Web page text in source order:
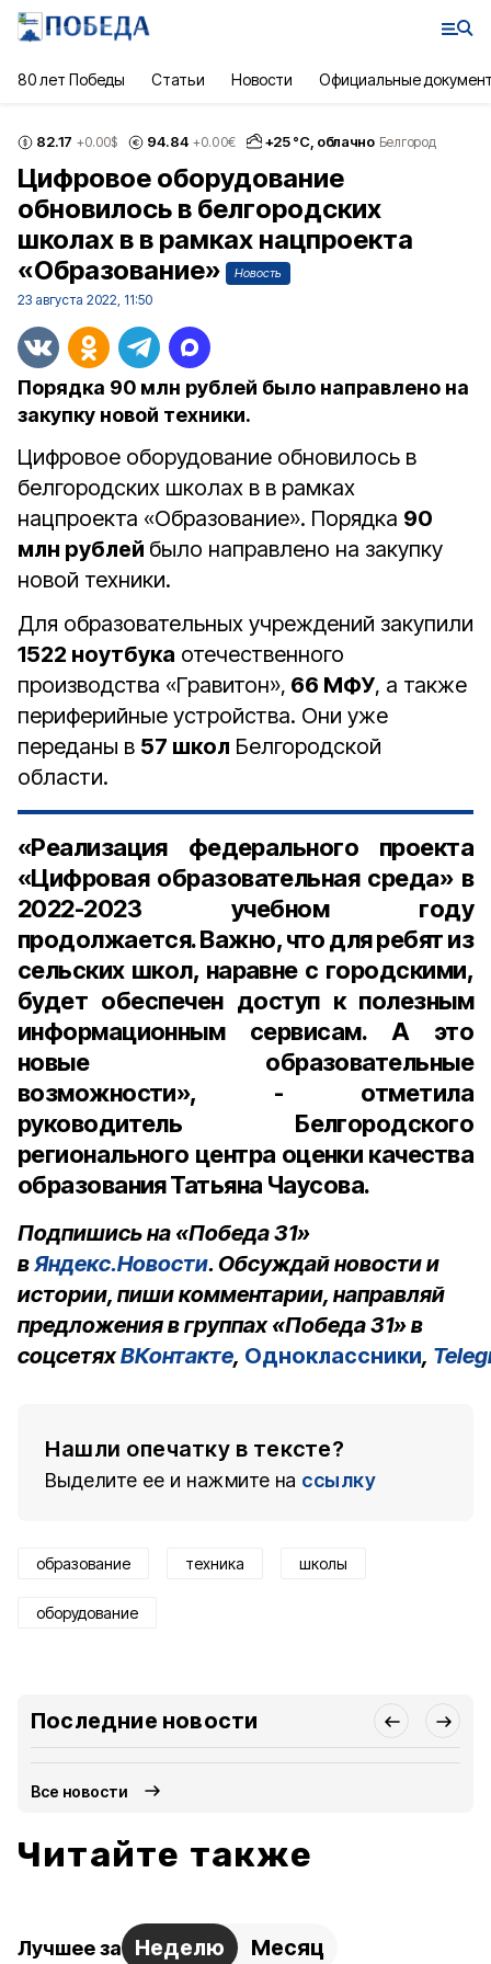
80 лет Победы Статьи Новости Официальные
82.17 +0.00$ 94.84 +0.00€ +25°С, облачно Белгород
Цифровое оборудование
обновилось в белгородских
школах в в рамках нацпроекта
«Образование»
Новость
23 августа 2022, 11:50
Порядка 90 млн рублей было направлено на
закупку новой техники.
Цифровое оборудование обновилось в
белгородских школах в в рамках
нацпроекта «Образование». Порядка 90
млн рублей было направлено на закупку
новой техники.
Для образовательных учреждений закупили
1522 ноутбука отечественного
производства «Гравитон», 66 МФУ, а также
периферийные устройства. Они уже
переданы в 57 школ Белгородской
области.
«Реализация федерального проекта
«Цифровая образовательная среда» в
2022-2023 учебном году
продолжается. Важно, что для ребят из
сельских школ, наравне с городскими,
будет обеспечен доступ к полезным
информационным сервисам. А это
новые образовательные
возможности», - отметила
руководитель Белгородского
регионального центра оценки качества
образования Татьяна Чаусова.
Подпишись на «Победа 31»
вЯндекс.Новости. Обсуждай новости и
истории, пиши комментарии, направляй
предложения в группах «Победа 31» в
соцсетяхВКонтакте, Одноклассники,
Нашли опечатку в тексте?
Выделите ее и нажмите на ссылку
образование техника школы
оборудование
Последние новости
Все новости
Читайте также
Лучшее за Неделю Месяц